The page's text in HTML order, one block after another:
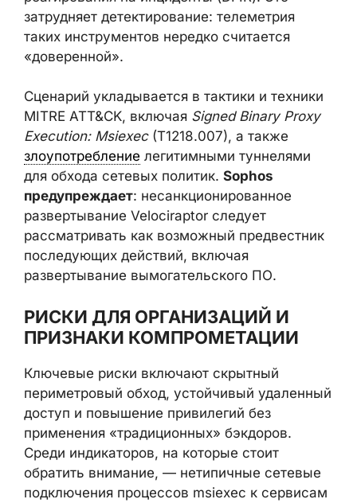
затрудняет детектирование: телеметрия
таких инструментов нередко считается
«доверенной».
Сценарий укладывается в тактики и техники
MITRE ATT&CK, включая Signed Binary Proxy
Execution: Msiexec(T1218.007), а также
злоупотребление легитимными туннелями
для обхода сетевых политик. Sophos
предупреждает: несанкционированное
развертывание Velociraptor следует
рассматривать как возможный предвестник
последующих действий, включая
развертывание вымогательского ПО.
РИСКИ ДЛЯ ОРГАНИЗАЦИЙ И
ПРИЗНАКИ КОМПРОМЕТАЦИИ
Ключевые риски включают скрытный
периметровый обход, устойчивый удаленный
доступ и повышение привилегий без
применения «традиционных» бэкдоров.
Среди индикаторов, на которые стоит
обратить внимание, — нетипичные сетевые
подключения процессов msiexec к сервисам